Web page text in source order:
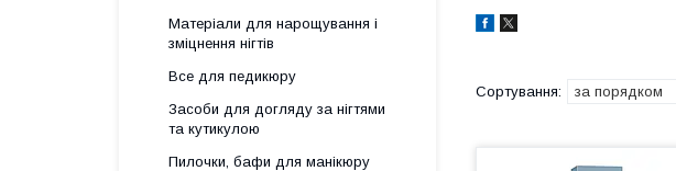
Матеріали для нарощування і
зміцнення нігтів
Все для педикюру
Засоби для догляду за нігтями
та кутикулою
Пилочки, бафи для манікюру